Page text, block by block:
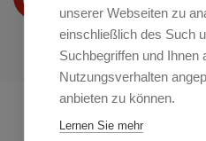
unserer Webseiten zu
einschließlich des Such
Suchbegriffen und Ihnen
Nutzungsverhalten
anbieten zu können.
Lernen Sie mehr
Youtube
Profikuchar.sk